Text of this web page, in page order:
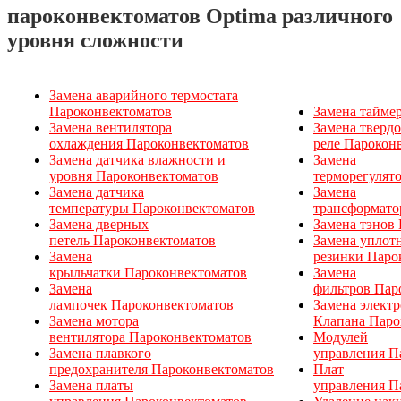
пароконвектоматов Optima различного
уровня сложности
Замена аварийного термостата
Пароконвектоматов
Замена вентилятора
охлаждения Пароконвектоматов
Замена датчика влажности и
уровня Пароконвектоматов
Замена датчика
температуры Пароконвектоматов
Замена дверных
петель Пароконвектоматов
Замена
крыльчатки Пароконвектоматов
Замена
лампочек Пароконвектоматов
Замена мотора
вентилятора Пароконвектоматов
Замена плавкого
предохранителя Пароконвектоматов
Замена платы
Замена
Замена
реле
Замена
Замена
Замена тэнов
Замена
резинки
Замена
фильтров
Замена
Клапана
Модулей
управления
Плат
управления